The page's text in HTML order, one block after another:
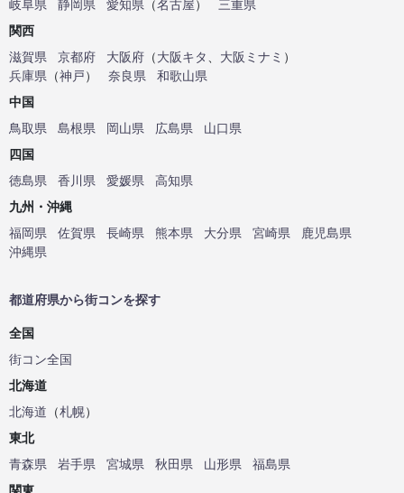
岐阜県
静岡県 愛知県 （名古屋）
三重県
関西
滋賀県
京都府 大阪府 （大阪キタ、 大阪ミナミ ）
兵庫県 （神戸） 奈良県
和歌山県
中国
鳥取県
島根県 岡山県 広島県
山口県
四国
徳島県
香川県 愛媛県
高知県
九州・沖縄
福岡県
佐賀県 長崎県 熊本県 大分県 宮崎県
鹿児島県
沖縄県
都道府県から街コンを探す
全国
街コン全国
北海道
北海道 （札幌）
東北
青森県
岩手県 宮城県 秋田県 山形県
福島県